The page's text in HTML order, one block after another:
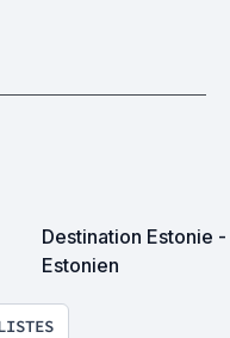
Destination Estonie
Estonien